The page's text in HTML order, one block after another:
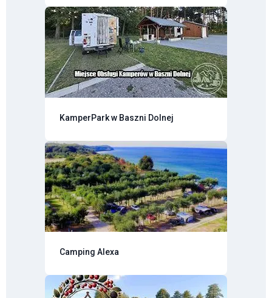
KamperPark w Baszni Dolnej
Camping Alexa